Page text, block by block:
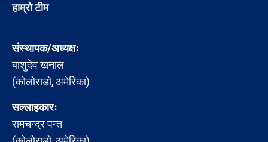
हाम्रो टीम
संस्थापक/अध्यक्षः
बाशुदेव खनाल
(कोलोराडो, अमेरिका)
सल्लाहकारः
रामचन्द्र पन्त